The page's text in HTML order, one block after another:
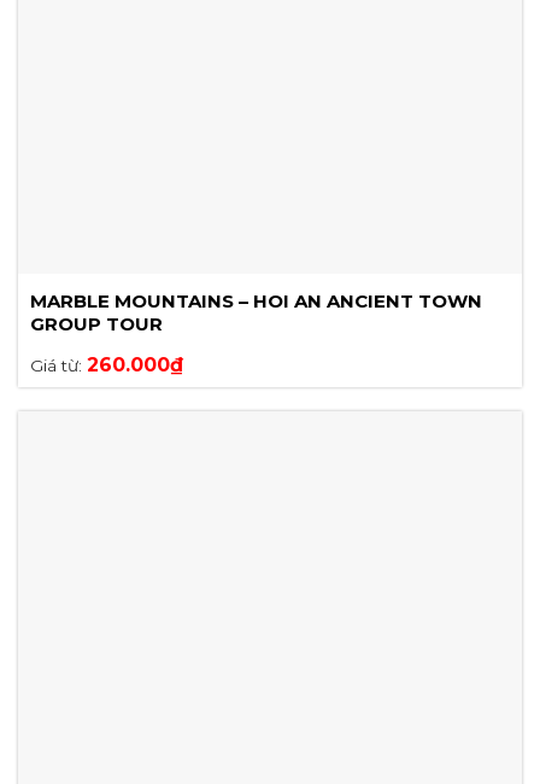
MARBLE MOUNTAINS – HOI AN ANCIENT TOWN
GROUP TOUR
Giá từ: 260.000₫